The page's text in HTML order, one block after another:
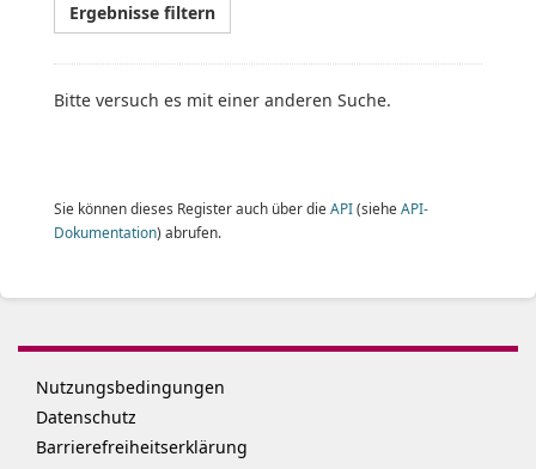
Ergebnisse filtern
Bitte versuch es mit einer anderen Suche.
Sie können dieses Register auch über die API(siehe API-
Dokumentation) abrufen.
Nutzungsbedingungen
Datenschutz
Barrierefreiheitserklärung